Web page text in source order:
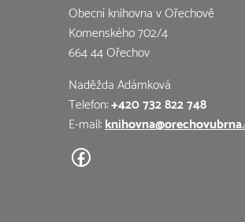
Obecní knihovna v Ořechově
Komenského 702/4
664 44 Ořechov
Naděžda Adámková
Telefon:+420 732 822 748
E-mail: